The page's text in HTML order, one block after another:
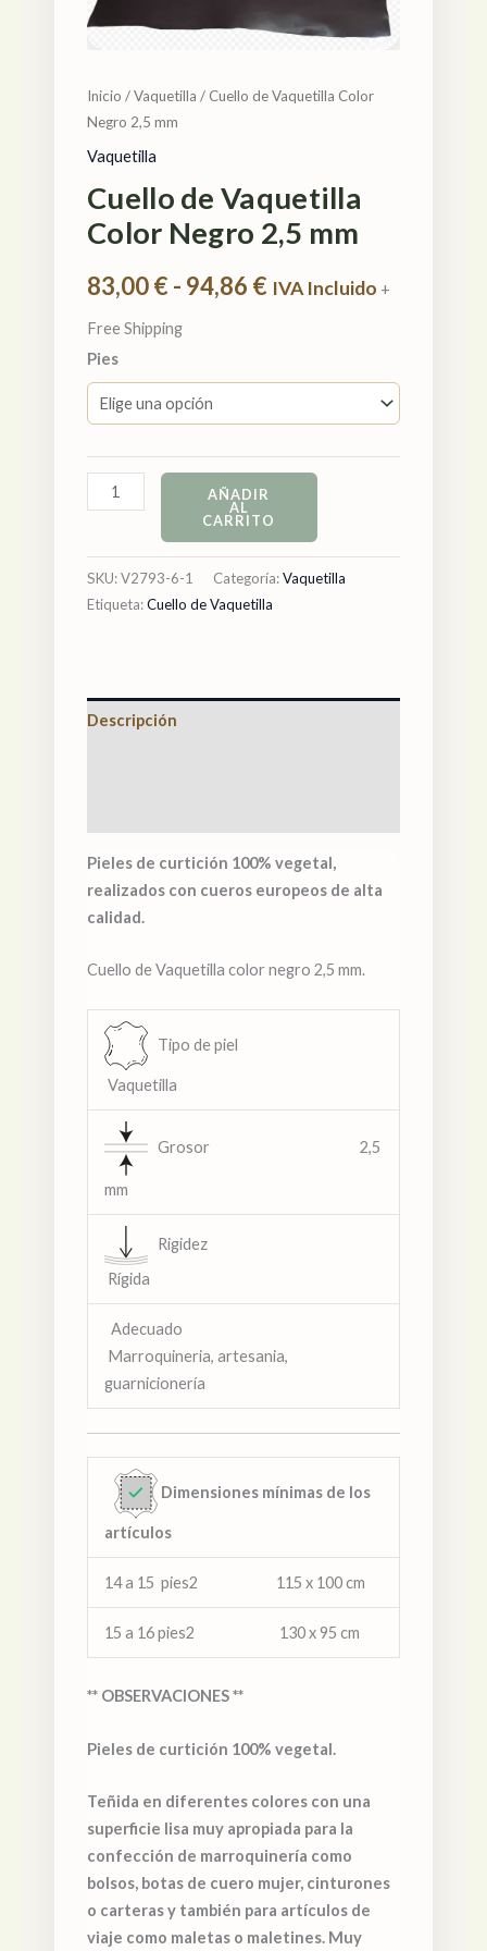
Inicio /Vaquetilla / Cuello de Vaquetilla Color
Negro 2,5 mm
Vaquetilla
Cuello de Vaquetilla
Color Negro 2,5 mm
83,00€- 94,86 €
hasta
IVA Incluido +
Free Shipping
Pies
AÑADIR
AL
CARRITO
SKU:V2793-6-1 Categoría:Vaquetilla
Etiqueta:Cuello de Vaquetilla
Descripción
Pieles de curtición 100% vegetal,
realizados con cueros europeos de alta
calidad.
Cuello de Vaquetilla color negro 2,5 mm.
Tipo de piel
Vaquetilla
Grosor 2,5
mm
Rigidez
Rígida
Adecuado
Marroquineria, artesania,
guarnicionería
Dimensiones mínimas de los
artículos
14 a 15 pies2 115 x 100 cm
15 a 16 pies2 130 x 95 cm
** OBSERVACIONES **
Pieles de curtición 100% vegetal.
Teñida en diferentes colores con una
superficie lisa muy apropiada para la
confección de marroquinería como
bolsos, botas de cuero mujer, cinturones
o carteras y también para artículos de
viaje como maletas o maletines. Muy